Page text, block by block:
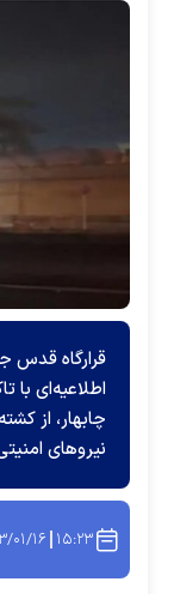
قرارگاه قدس
اطلاعیه‌ای با
نیرو‌های
۱۵:۲۳ ۱۴۰۳/